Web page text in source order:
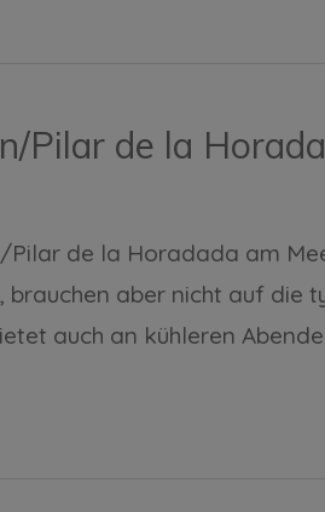
Pilar de la
Pilar de la Horadada am
brauchen aber nicht auf
auch an kühleren